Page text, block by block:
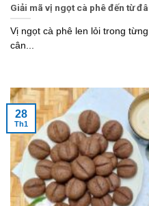
Giải mã vị ngọt cà phê đến từ
Vị ngọt cà phê len lỏi trong
cân...
28
Th1